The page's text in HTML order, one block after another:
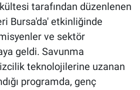
tarafından düzenlenen
Bursa'da' etkinliğinde
ve sektör
geldi. Savunma
teknolojilerine uzanan
programda, genç